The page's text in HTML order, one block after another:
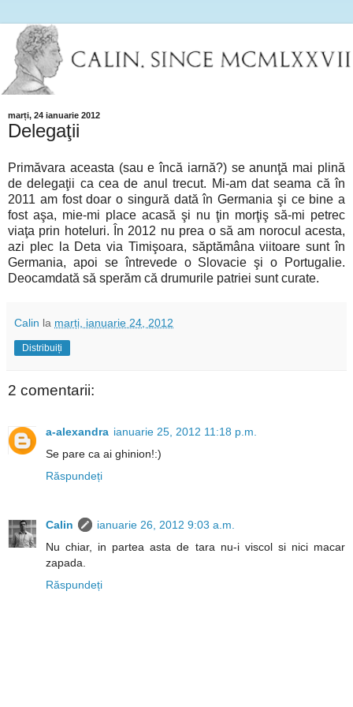
marți, 24 ianuarie 2012
Delegaţii
Primăvara aceasta (sau e încă iarnă?) se anunţă mai plină
de delegaţii ca cea de anul trecut. Mi-am dat seama că în
2011 am fost doar o singură dată în Germania şi ce bine a
fost aşa, mie-mi place acasă şi nu ţin morţiş să-mi petrec
viaţa prin hoteluri. În 2012 nu prea o să am norocul acesta,
azi plec la Deta via Timişoara, săptămâna viitoare sunt în
Germania, apoi se întrevede o Slovacie şi o Portugalie.
Deocamdată să sperăm că drumurile patriei sunt curate.
Calin la marți, ianuarie 24, 2012
Distribuiți
2 comentarii:
a-alexandra ianuarie 25, 2012 11:18 p.m.
Se pare ca ai ghinion!:)
Răspundeți
Calin
ianuarie 26, 2012 9:03 a.m.
Nu chiar, in partea asta de tara nu-i viscol si nici macar
zapada.
Răspundeți